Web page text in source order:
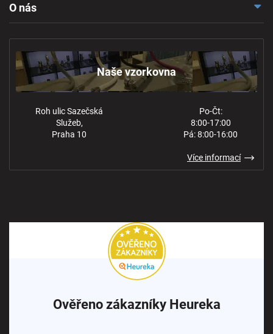
Ochrana osobních údajů
O nás
Naše vzorkovna
Roh ulic Sazečská
Služeb,
Praha 10
Po-Čt:
8:00-17:00
Pá: 8:00-16:00
Více informací
Ověřeno zákazníky Heureka